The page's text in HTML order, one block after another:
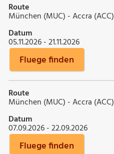
Route
München (MUC) - Accra (ACC)
Datum
05.11.2026 - 21.11.2026
Fluege finden
Route
München (MUC) - Accra (ACC)
Datum
07.09.2026 - 22.09.2026
Fluege finden